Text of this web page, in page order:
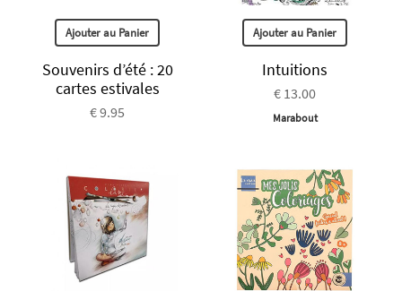
Ajouter au Panier
Souvenirs d’été : 20
cartes estivales
€ 9.95
Ajouter au Panier
Intuitions
€ 13.00
Marabout